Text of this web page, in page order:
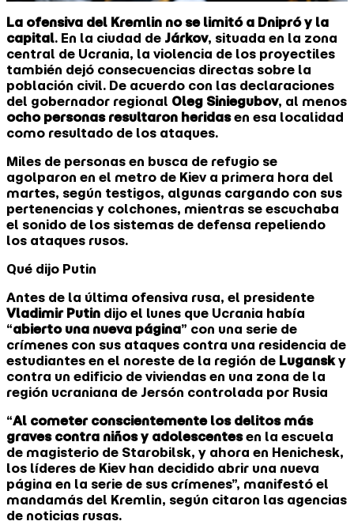
La ofensiva del Kremlin no se limitó a Dnipró y la
capital. En la ciudad de Járkov, situada en la zona
central de Ucrania, la violencia de los proyectiles
también dejó consecuencias directas sobre la
población civil. De acuerdo con las declaraciones
del gobernador regional Oleg Siniegubov, al menos
ocho personas resultaron heridasen esa localidad
como resultado de los ataques.
Miles de personas en busca de refugio se
agolparon en el metro de Kiev a primera hora del
martes, según testigos, algunas cargando con sus
pertenencias y colchones, mientras se escuchaba
el sonido de ‌los sistemas de defensa repeliendo
los ataques rusos.
Qué dijo Putin
Antes de la última ofensiva rusa, el presidente
Vladimir Putin dijo el ‌lunes que ‌Ucrania ⁠había
“abierto una nueva página” con una serie de
crímenes con ​sus ataques ⁠contra ⁠una residencia de
estudiantes en el noreste ​de la región de Lugansky
‌contra un edificio de ​viviendas en una ​zona de la
región ucraniana de Jersón controlada por Rusia
“Al cometer conscientemente los delitos más
graves contra niños y adolescentesen la ​escuela
de magisterio de Starobilsk, y ahora en ⁠Henichesk,
los líderes de Kiev han decidido abrir ‌una nueva
página en la serie de sus crímenes”, manifestó el
mandamás del Kremlin, según citaron las agencias
de noticias rusas.